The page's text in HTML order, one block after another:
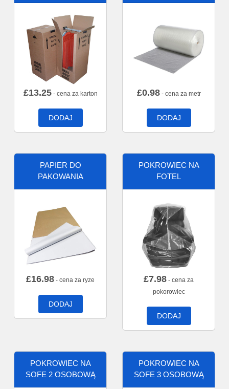
£13.25- cena za karton
DODAJ
£0.98- cena za metr
DODAJ
PAPIER DO
PAKOWANIA
£16.98 - cena za ryze
DODAJ
POKROWIEC NA
FOTEL
£7.98 - cena za
pokorowiec
DODAJ
POKROWIEC NA
SOFE 2 OSOBOWĄ
POKROWIEC NA
SOFE 3 OSOBOWĄ